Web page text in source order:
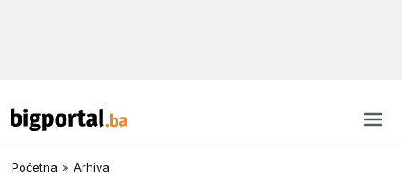
Početna » Arhiva